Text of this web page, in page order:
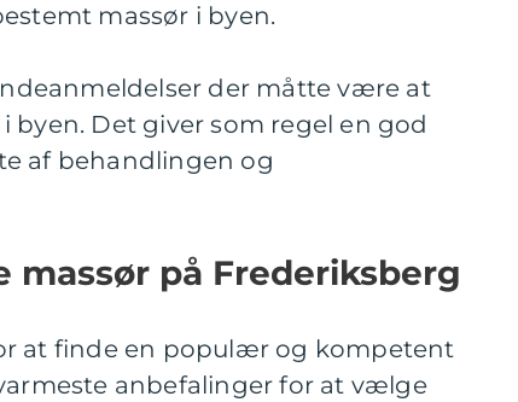
massør i byen.
der måtte være at
byen. Det giver som regel en god
af behandlingen og
på Frederiksberg
at finde en populær og kompetent
anbefalinger for at vælge